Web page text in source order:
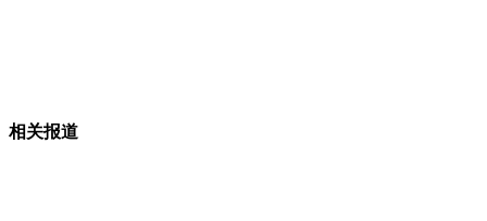
相关报道